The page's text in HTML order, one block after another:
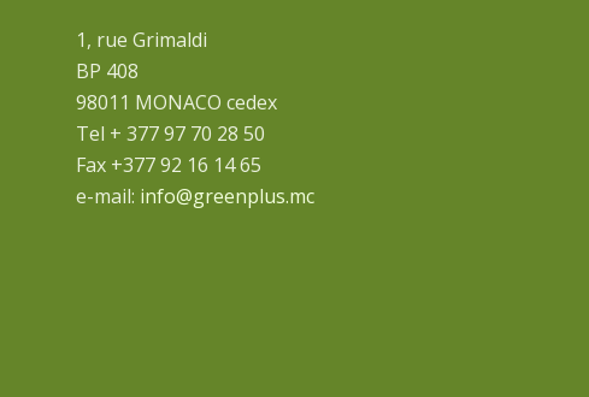
1, rue Grimaldi
BP 408
98011 MONACO cedex
Tel + 377 97 70 28 50
Fax +377 92 16 14 65
e-mail: info@greenplus.mc